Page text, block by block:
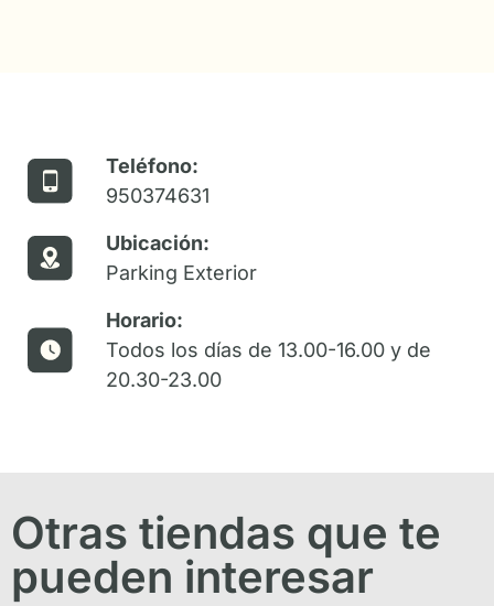
Teléfono:
950374631
Ubicación:
Parking Exterior
Horario:
Todos los días de 13.00-16.00 y de
20.30-23.00
Otras tiendas que te
pueden interesar